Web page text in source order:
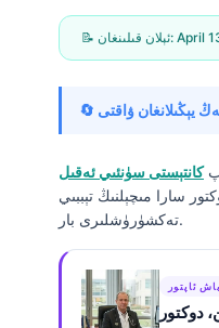
📝 ئېلان قىلىنغان: April
كانتېستى سۈنئىي ئەقىل
سارا مىچېلنىڭ تېببىي
تەكشۈرۈشلىرى بار.
باش ئاپتور
دوكتور